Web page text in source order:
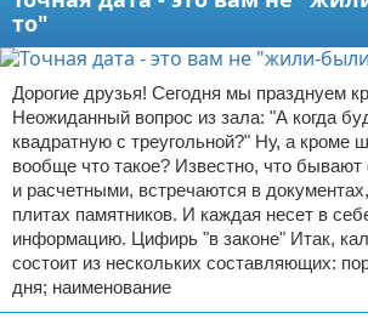
то"
Дорогие друзья! Сегодня мы празднуем
Неожиданный вопрос из зала: "А когда
квадратную с треугольной?" Ну, а кроме
вообще что такое? Известно, что
и расчетными, встречаются в
плитах памятников. И каждая несет в
информацию. Цифирь "в законе" Итак,
состоит из нескольких составляющих:
дня; наименование